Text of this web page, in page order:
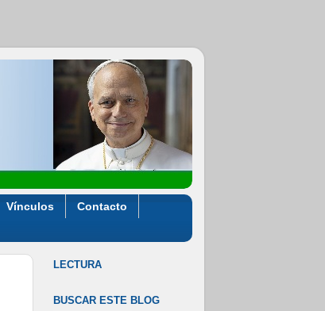
Vínculos
Contacto
LECTURA
BUSCAR ESTE BLOG